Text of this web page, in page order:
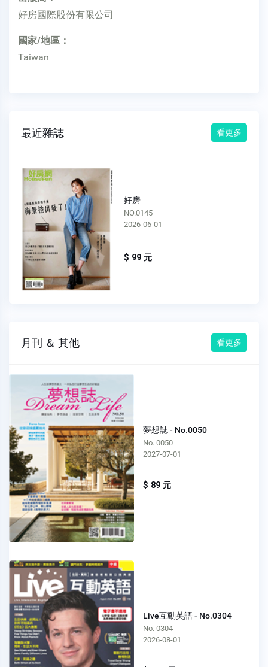
好房國際股份有限公司
國家/地區：
Taiwan
最近雜誌 看更多
好房
NO.0144
2026-05-01
$ 99 元
月刊 ＆ 其他 看更多
夢想誌 - No.0050
No. 0050
2027-07-01
$ 89 元
Live互動英語 - No.0304
No. 0304
2026-08-01